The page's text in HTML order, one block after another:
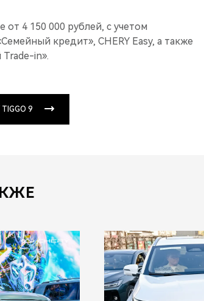
от 4 150 000 рублей, с учетом
кредит», CHERY Easy, а также
in».
9